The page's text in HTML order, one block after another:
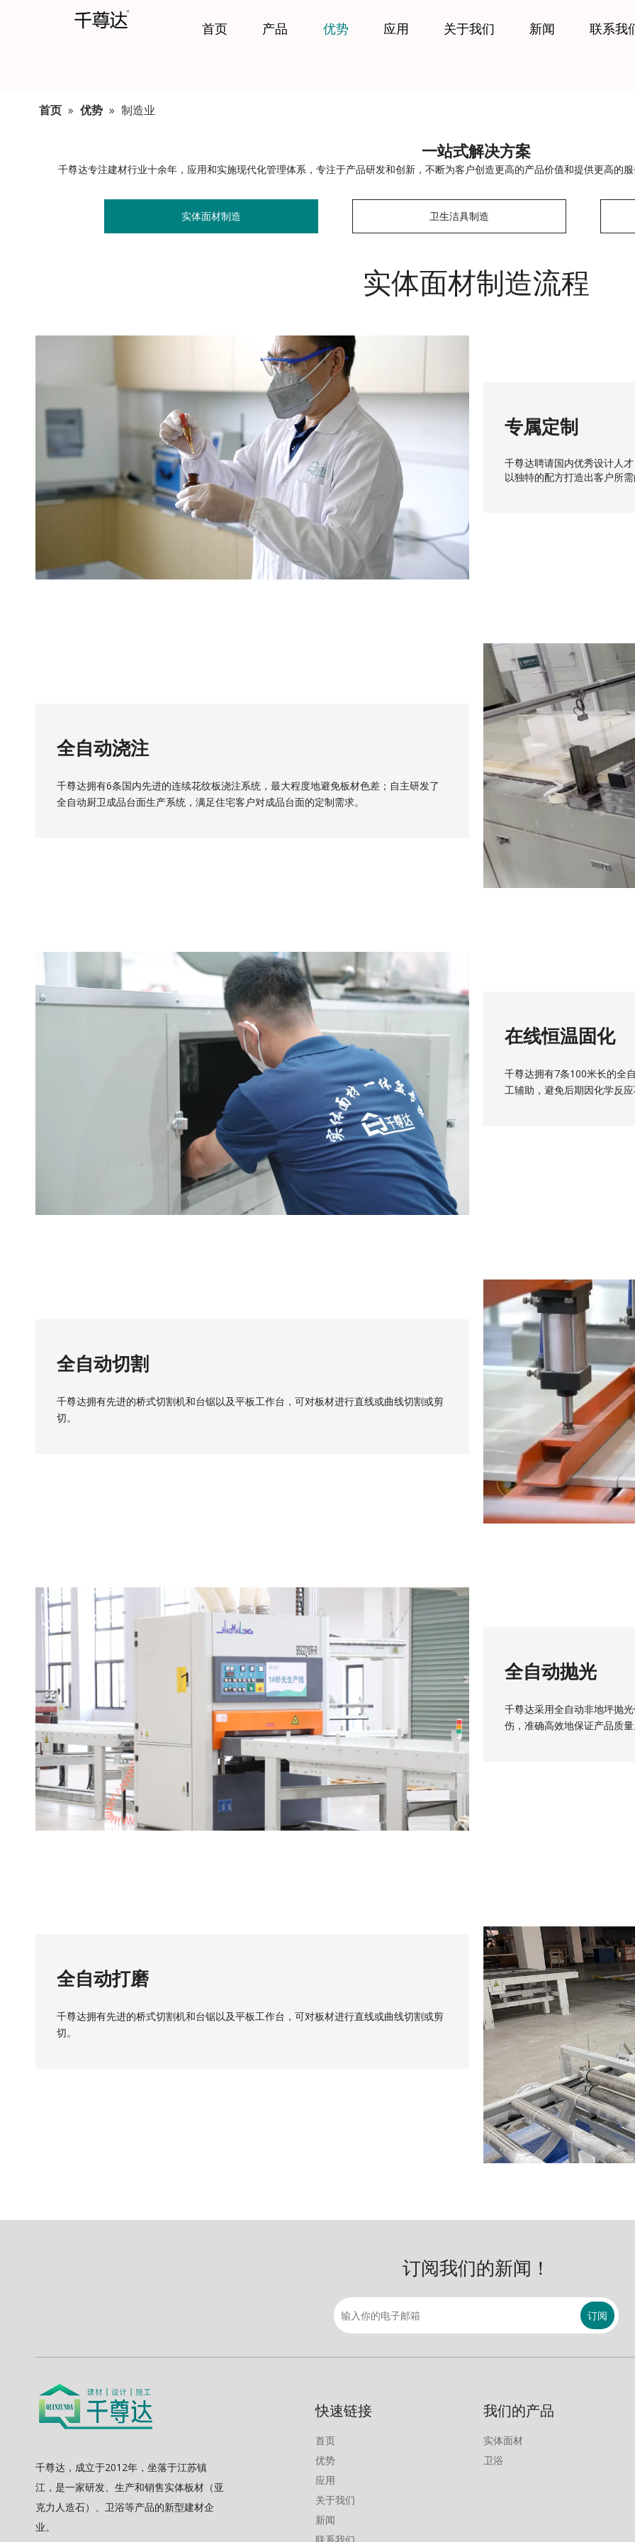
首页 产品 优势 应用 关于我们 新闻 联系我
首页 » 优势 » 制造业
一站式解决方案
千尊达专注建材行业十余年，应用和实施现代化管理体系，专注于产品研发和创新，不断为客户创造更高的产品价值和提供更高的服
实体面材制造 卫生洁具制造
实体面材制造流程
专属定制
千尊达聘请国内优秀设计人
以独特的配方打造出客户所需
全自动浇注
千尊达拥有6条国内先进的连续花纹板浇注系统，最大程度地避免板材色差；自主研发了
全自动厨卫成品台面生产系统，满足住宅客户对成品台面的定制需求。
在线恒温固化
千尊达拥有7条100米长的全
工辅助，避免后期因化学反
全自动切割
千尊达拥有先进的桥式切割机和台锯以及平板工作台，可对板材进行直线或曲线切割或剪
切。
全自动抛光
千尊达采用全自动非地坪抛
伤，准确高效地保证产品质量
全自动打磨
千尊达拥有先进的桥式切割机和台锯以及平板工作台，可对板材进行直线或曲线切割或剪
切。
订阅我们的新闻！
订阅
千尊达，成立于2012年，坐落于江苏镇
江，是一家研发、生产和销售实体板材（亚
克力人造石）、卫浴等产品的新型建材企
业。
快速链接
首页
优势
应用
关于我们
新闻
我们的产品
实体面材
卫浴